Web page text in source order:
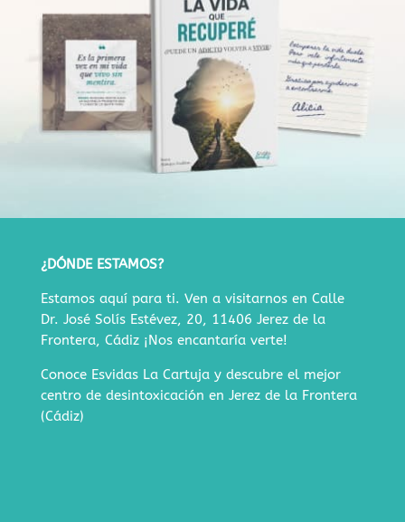
¿DÓNDE ESTAMOS?
Estamos aquí para ti. Ven a visitarnos en Calle
Dr. José Solís Estévez, 20, 11406 Jerez de la
Frontera, Cádiz¡Nos encantaría verte!
Conoce Esvidas La Cartuja y descubre el mejor
centro de desintoxicación en Jerez de la Frontera
(Cádiz)